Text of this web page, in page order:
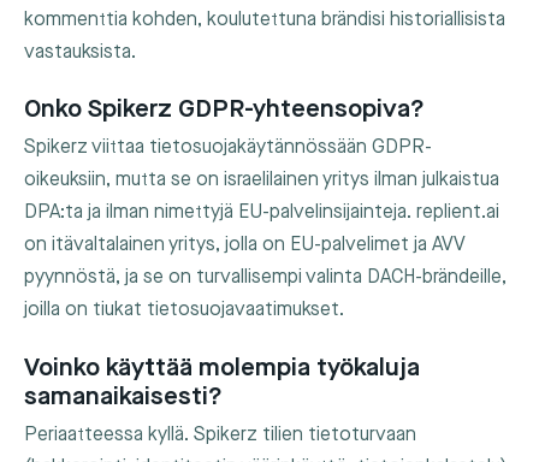
kommenttia kohden, koulutettuna brändisi historiallisista
vastauksista.
Onko Spikerz GDPR-yhteensopiva?
Spikerz viittaa tietosuojakäytännössään GDPR-
oikeuksiin, mutta se on israelilainen yritys ilman julkaistua
DPA:ta ja ilman nimettyjä EU-palvelinsijainteja. replient.ai
on itävaltalainen yritys, jolla on EU-palvelimet ja AVV
pyynnöstä, ja se on turvallisempi valinta DACH-brändeille,
joilla on tiukat tietosuojavaatimukset.
Voinko käyttää molempia työkaluja
samanaikaisesti?
Periaatteessa kyllä. Spikerz tilien tietoturvaan